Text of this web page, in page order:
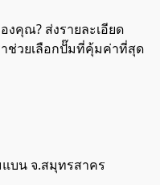
งคุณ? ส่งรายละเอียด
าช่วยเลือกปั๊มที่คุ้มค่าที่สุด
บน จ.สมุทรสาคร